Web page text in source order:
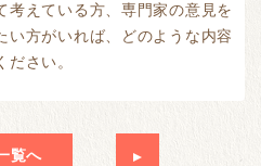
考えている方、専門家の意見を
い方がいれば、どのような内容
さい。
覧へ